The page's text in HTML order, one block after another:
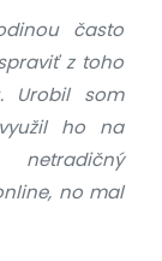
často
z toho
Urobil som
ho na
no mal